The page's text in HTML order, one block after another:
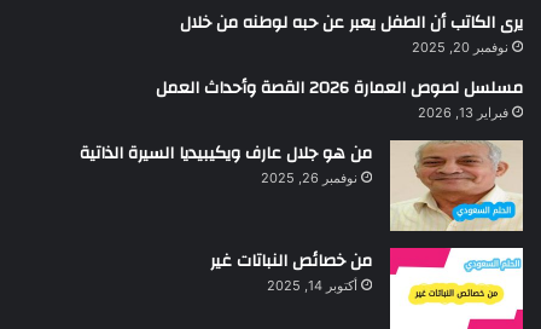
يرى الكاتب أن الطفل يعبر عن حبه لوطنه من خلال
نوفمبر 20, 2025
مسلسل لصوص العمارة 2026 القصة وأحداث العمل
فبراير 13, 2026
من هو جلال عارف ويكيبيديا السيرة الذاتية
نوفمبر 26, 2025
من خصائص النباتات غير
أكتوبر 14, 2025